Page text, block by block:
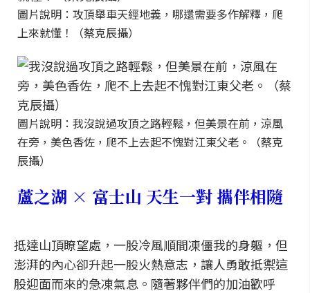
圖片說明：攻頂舉車天經地義，哪還需要多作解釋，爬
上來就懂！（蔡克辰攝）
圖片說明：我沒說過攻頂之路輕鬆，但美景在前，涼風
在旁，美色香佐，爬不上去起不愧對江東父老。（蔡克
辰攝）
蘆之湖 × 富士山 天生一對 攜伴相隨
抵達山頂瞭望處，一股冷風順間凍僵我的身軀，但
澎湃的內心卻升起一股火熱意志，讓人勇敢抵禦這
股迎面而來的急凍氣息。隨著夥伴們的加油歡呼